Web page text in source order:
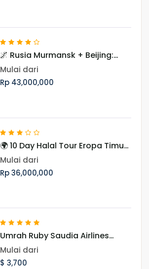
🌌 Rusia Murmansk + Beijing:
Hunting Aurora 10 Hari Periode
November
Mulai dari
Rp 43,000,000
🌍 10 Day Halal Tour Eropa Timur
Periode Oktober & November
Mulai dari
Rp 36,000,000
Umrah Ruby Saudia Airlines
Landing Madinah 29 Desember
2026
Mulai dari
$ 3,700